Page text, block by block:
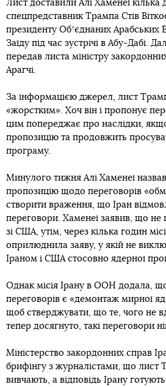
Лист доставили Алі Хаменеї кілька
спецпредставник Трампа Стів
президенту Обʼєднаних Арабських
Заїду під час зустрічі в Абу-Дабі.
передав листа міністру
Арагчі.
За інформацією джерел, лист
«жорстким». Хоч він і пропонує
цим попереджає про наслідки,
пропозицію та продовжить
програму.
Минулого тижня Алі Хаменеї
пропозицію щодо переговорів
створити враження, що Іран
переговори. Хаменеї заявив, що не
зі США, утім, через кілька годин
оприлюднила заяву, у якій не
Іраном і США стосовно ядерної
Однак місія Ірану в ООН додала,
переговорів є «демонтаж мирної
щоб стверджувати, що те, чого не
тепер досягнуто, такі переговори
Міністерство закордонних справ
брифінгу з журналістами, що лист
вивчають, а відповідь Ірану